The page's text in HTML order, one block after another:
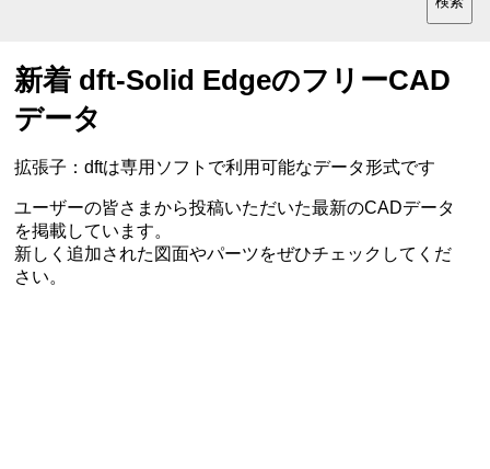
新着 dft-Solid EdgeのフリーCAD
データ
拡張子：dftは専用ソフトで利用可能なデータ形式です
ユーザーの皆さまから投稿いただいた最新のCADデータ
を掲載しています。
新しく追加された図面やパーツをぜひチェックしてくだ
さい。